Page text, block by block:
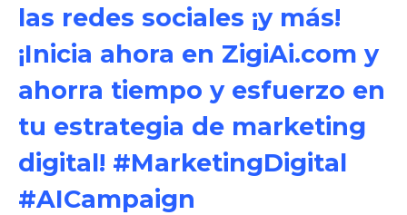
las redes sociales ¡y más!
¡Inicia ahora en ZigiAi.com y
ahorra tiempo y esfuerzo en
tu estrategia de marketing
digital! #MarketingDigital
#AICampaign